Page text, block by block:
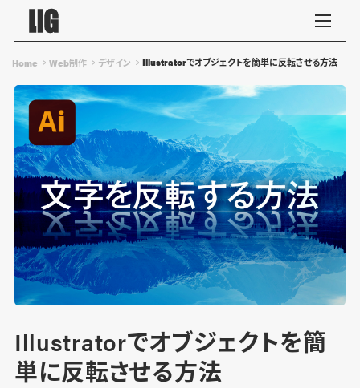
Home Web制作 デザイン Illustratorでオブジェクトを簡単に反転させる方法
Illustratorでオブジェクトを簡
単に反転させる方法